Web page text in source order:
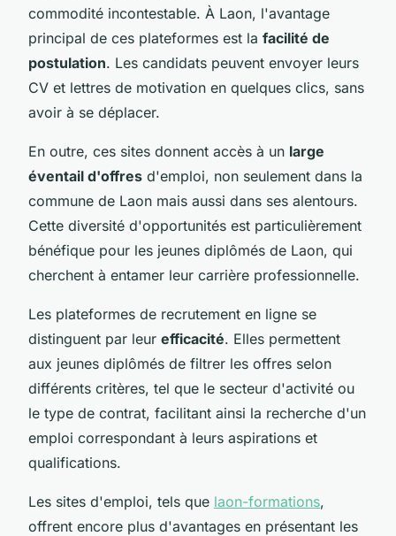
commodité incontestable. À Laon, l'avantage
principal de ces plateformes est la facilité de
postulation. Les candidats peuvent envoyer leurs
CV et lettres de motivation en quelques clics, sans
avoir à se déplacer.
En outre, ces sites donnent accès à un large
éventail d'offres d'emploi, non seulement dans la
commune de Laon mais aussi dans ses alentours.
Cette diversité d'opportunités est particulièrement
bénéfique pour les jeunes diplômés de Laon, qui
cherchent à entamer leur carrière professionnelle.
Les plateformes de recrutement en ligne se
distinguent par leur efficacité. Elles permettent
aux jeunes diplômés de filtrer les offres selon
différents critères, tel que le secteur d'activité ou
le type de contrat, facilitant ainsi la recherche d'un
emploi correspondant à leurs aspirations et
qualifications.
Les sites d'emploi, tels que laon-formations,
offrent encore plus d'avantages en présentant les